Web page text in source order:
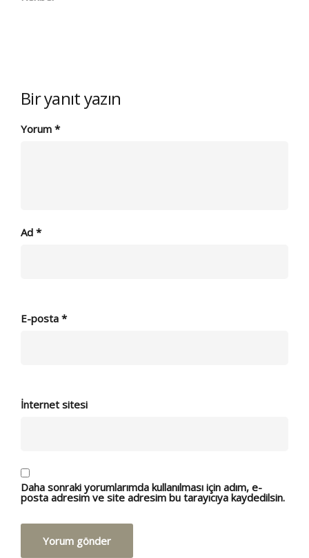
Bir yanıt yazın
Yorum *
Ad *
E-posta *
İnternet sitesi
Daha sonraki yorumlarımda kullanılması için adım, e-
posta adresim ve site adresim bu tarayıcıya kaydedilsin.